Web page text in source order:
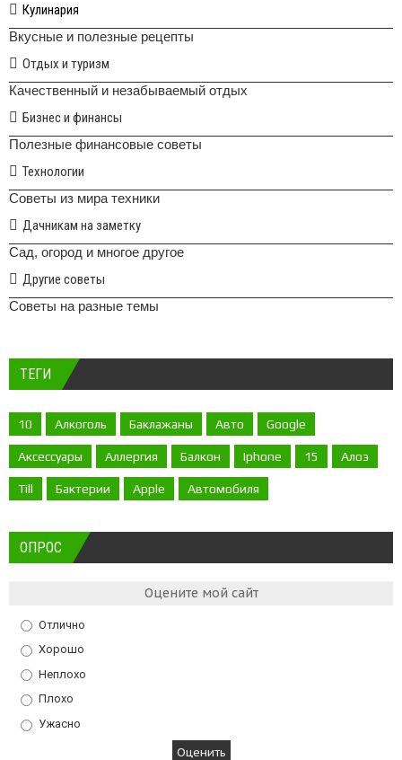
Кулинария
Вкусные и полезные рецепты
Отдых и туризм
Качественный и незабываемый отдых
Бизнес и финансы
Полезные финансовые советы
Технологии
Советы из мира техники
Дачникам на заметку
Сад, огород и многое другое
Другие советы
Советы на разные темы
ТЕГИ
10 Алкоголь Баклажаны Авто Google
Аксессуары Аллергия Балкон Iphone 15 Алоэ
Till Бактерии Apple Автомобиля
ОПРОС
Оцените мой сайт
Отлично
Хорошо
Неплохо
Плохо
Ужасно